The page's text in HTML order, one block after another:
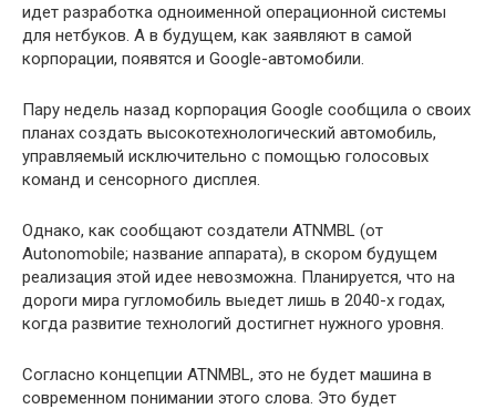
идет разработка одноименной операционной системы
для нетбуков. А в будущем, как заявляют в самой
корпорации, появятся и Google-автомобили.
Пару недель назад корпорация Google сообщила о своих
планах создать высокотехнологический автомобиль,
управляемый исключительно с помощью голосовых
команд и сенсорного дисплея.
Однако, как сообщают создатели ATNMBL (от
Autonomobile; название аппарата), в скором будущем
реализация этой идее невозможна. Планируется, что на
дороги мира гугломобиль выедет лишь в 2040-х годах,
когда развитие технологий достигнет нужного уровня.
Согласно концепции ATNMBL, это не будет машина в
современном понимании этого слова. Это будет